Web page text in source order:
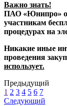
Важно знать!
ПАО «Юнипро»
участникам
процедурах на
Никакие иные
проведения
использует.
Предыдущий
1 2 3 4 5 6 7
Следующий